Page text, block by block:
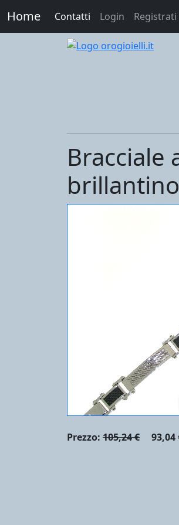
Home Contatti Login Registrati
Bracciale
brillantino
Prezzo: 105,24 € 93,04